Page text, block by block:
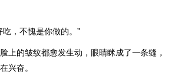
吃，不愧是你做的。”
上的皱纹都愈发生动，眼睛眯成了一条缝，
兴奋。